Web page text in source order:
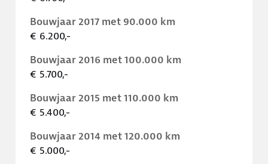
Bouwjaar 2017 met 90.000 km
€ 6.200,-
Bouwjaar 2016 met 100.000 km
€ 5.700,-
Bouwjaar 2015 met 110.000 km
€ 5.400,-
Bouwjaar 2014 met 120.000 km
€ 5.000,-